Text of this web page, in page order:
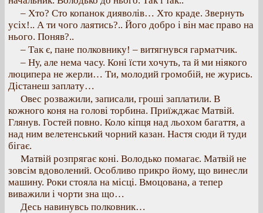
– Хто? Сто копанок дияволів… Хто краде. Звернуть
усіх!.. А ти чого лаятись?.. Його добро і він має право на
нього. Поняв?..
– Так є, пане полковнику! – витягнувся гарматчик.
– Ну, але нема часу. Коні їсти хочуть, та й ми ніякого
люципера не жерли… Ти, молодий громобій, не журись.
Дістанеш заплату…
Овес розважили, записали, гроші заплатили. В
кожного коня на голові торбина. Приїжджає Матвій.
Глянув. Гостей повно. Коло кіпця над льохом багаття, а
над ним велетенський чорний казан. Настя сюди й туди
бігає.
Матвій розпрягає коні. Володько помагає. Матвій не
зовсім вдоволений. Особливо прикро йому, що винесли
машину. Роки стояла на місці. Вмоцована, а тепер
виважили і чорти зна що…
Десь навинувсь полковник…